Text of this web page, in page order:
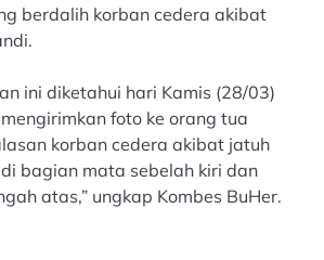
berdalih korban cedera akibat
ini diketahui hari Kamis (28/03)
foto ke orang tua
korban cedera akibat jatuh
bagian mata sebelah kiri dan
atas,” ungkap Kombes BuHer.